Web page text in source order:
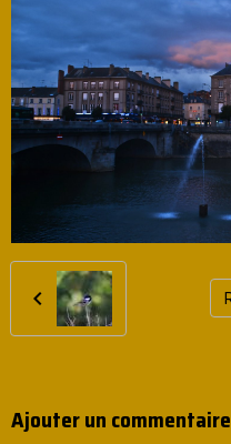
Ajouter un commentaire